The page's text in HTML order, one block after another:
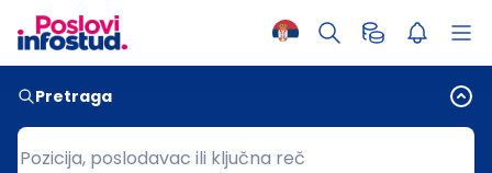
Pretraga
Pozicija, poslodavac ili ključna reč
Pozicija, poslodavac ili ključna reč